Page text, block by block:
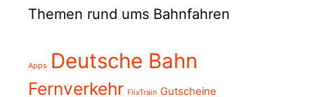
Themen rund ums Bahnfahren
Apps Deutsche Bahn
Fernverkehr FlixTrain Gutscheine